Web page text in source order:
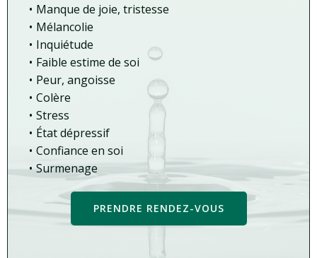
Manque de joie, tristesse
Mélancolie
Inquiétude
Faible estime de soi
Peur, angoisse
Colère
Stress
État dépressif
Confiance en soi
Surmenage
PRENDRE RENDEZ-VOUS